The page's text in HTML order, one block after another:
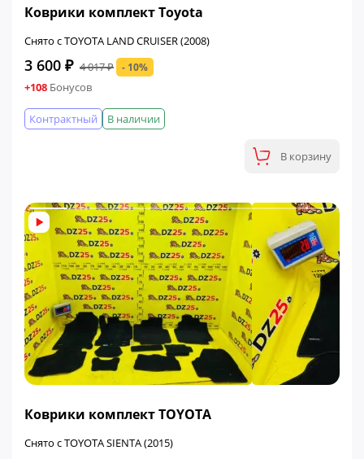
Коврики комплект Toyota
Снято с TOYOTA LAND CRUISER (2008)
3 600 ₽ 4 017 ₽ - 10%
+108 Бонусов
В наличии
Контрактный
В корзину
Коврики комплект TOYOTA
Снято с TOYOTA SIENTA (2015)